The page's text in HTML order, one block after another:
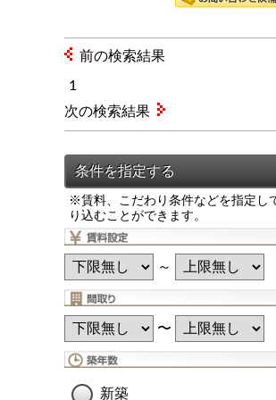
前の検索結果
1
※賃料、こだわり条件などを指定し
り込むことができます。
～
〜
新築